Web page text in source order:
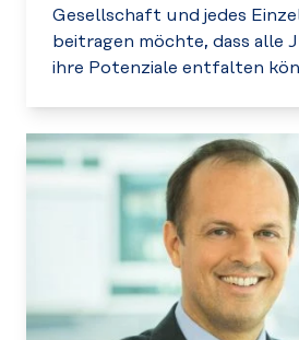
Gesellschaft und jedes
beitragen möchte, dass alle
ihre Potenziale entfalten